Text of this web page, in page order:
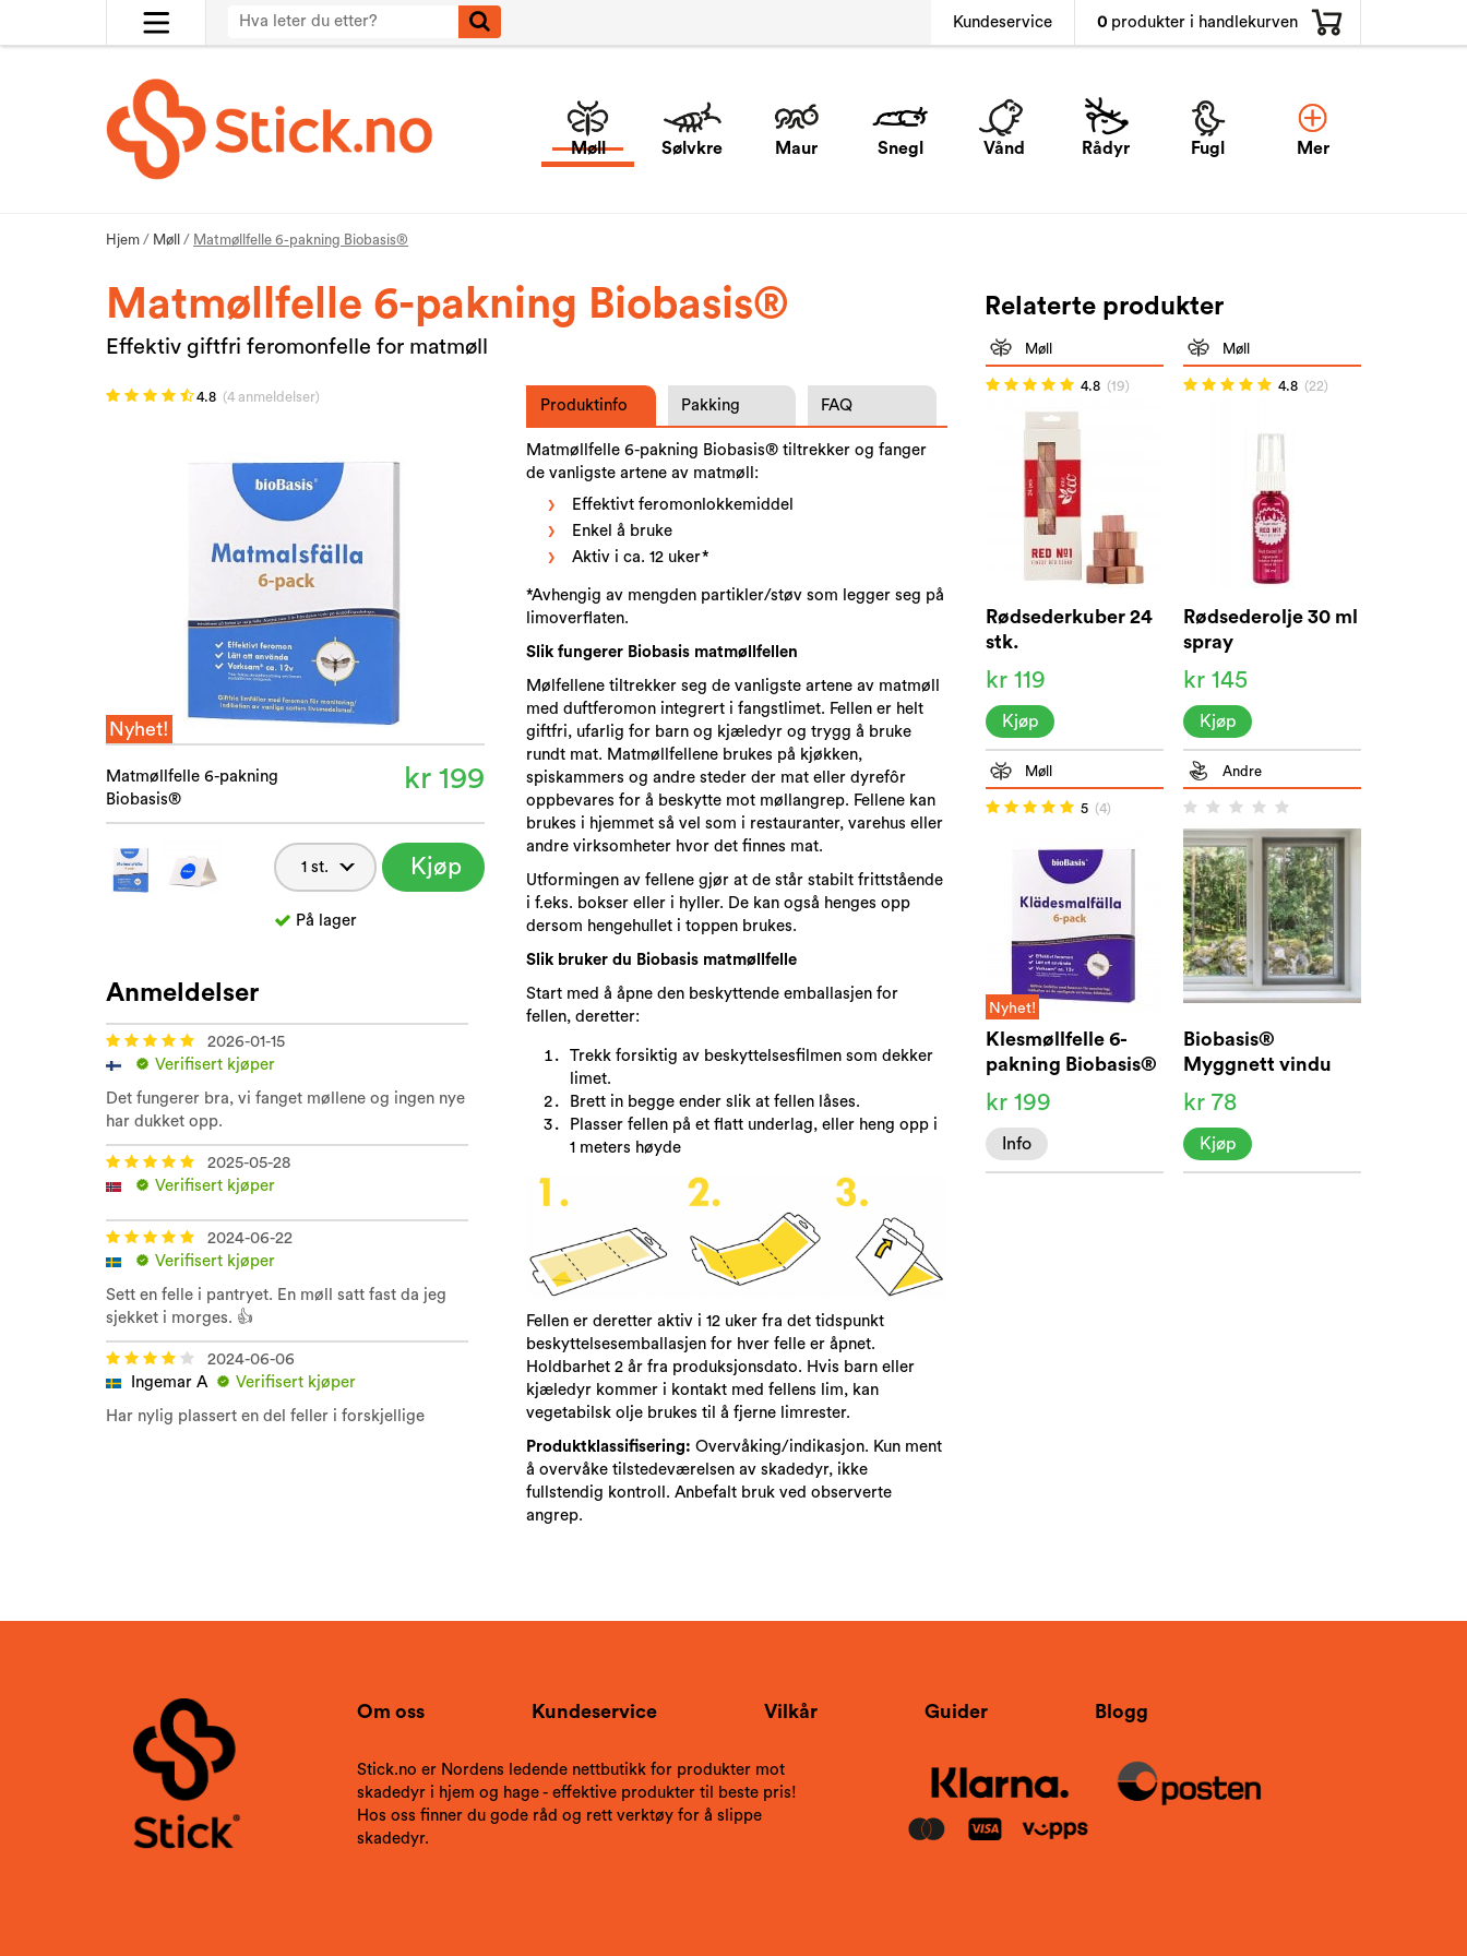
Kundeservice 0 produkter i handlekurven
Møll Sølvkre Maur Snegl Vånd Rådyr Fugl Mer
Hjem / Møll / Matmøllfelle 6-pakning Biobasis®
Matmøllfelle 6-pakning Biobasis®
Effektiv giftfri feromonfelle for matmøll
4.8 (4 anmeldelser)
Nyhet!
Matmøllfelle 6-pakning
Biobasis®
kr 199
Kjøp
På lager
Produktinfo Pakking FAQ
Matmøllfelle 6-pakning Biobasis® tiltrekker og fanger
de vanligste artene av matmøll:
Effektivt feromonlokkemiddel
Enkel å bruke
Aktiv i ca. 12 uker*
*Avhengig av mengden partikler/støv som legger seg på
limoverflaten.
Slik fungerer Biobasis matmøllfellen
Mølfellene tiltrekker seg de vanligste artene av matmøll
med duftferomon integrert i fangstlimet. Fellen er helt
giftfri, ufarlig for barn og kjæledyr og trygg å bruke
rundt mat. Matmøllfellene brukes på kjøkken,
spiskammers og andre steder der mat eller dyrefôr
oppbevares for å beskytte mot møllangrep. Fellene kan
brukes i hjemmet så vel som i restauranter, varehus eller
andre virksomheter hvor det finnes mat.
Utformingen av fellene gjør at de står stabilt frittstående
i f.eks. bokser eller i hyller. De kan også henges opp
dersom hengehullet i toppen brukes.
Slik bruker du Biobasis matmøllfelle
Start med å åpne den beskyttende emballasjen for
fellen, deretter:
Trekk forsiktig av beskyttelsesfilmen som dekker
limet.
Brett in begge ender slik at fellen låses.
Plasser fellen på et flatt underlag, eller heng opp i
1 meters høyde
Fellen er deretter aktiv i 12 uker fra det tidspunkt
beskyttelsesemballasjen for hver felle er åpnet.
Holdbarhet 2 år fra produksjonsdato. Hvis barn eller
kjæledyr kommer i kontakt med fellens lim, kan
vegetabilsk olje brukes til å fjerne limrester.
Produktklassifisering: Overvåking/indikasjon. Kun ment
å overvåke tilstedeværelsen av skadedyr, ikke
fullstendig kontroll. Anbefalt bruk ved observerte
angrep.
Anmeldelser
2026-01-15
Verifisert kjøper
Det fungerer bra, vi fanget møllene og ingen nye
har dukket opp.
2025-05-28
Verifisert kjøper
2024-06-22
Verifisert kjøper
Sett en felle i pantryet. En møll satt fast da jeg
sjekket i morges. 👍
2024-06-06
Ingemar A
Verifisert kjøper
Har nylig plassert en del feller i forskjellige
Relaterte produkter
Møll
4.8 (19)
Rødsederkuber 24
stk.
kr 119
Kjøp
Møll
4.8 (22)
Rødsederolje 30 ml
spray
kr 145
Kjøp
Møll
5 (4)
Nyhet!
Klesmøllfelle 6-
pakning Biobasis®
kr 199
Info
Andre
Biobasis®
Myggnett vindu
130x150
kr 78
Kjøp
Om oss Kundeservice Vilkår Guider Blogg
Stick.no er Nordens ledende nettbutikk for produkter mot
skadedyr i hjem og hage - effektive produkter til beste pris!
Hos oss finner du gode råd og rett verktøy for å slippe
skadedyr.